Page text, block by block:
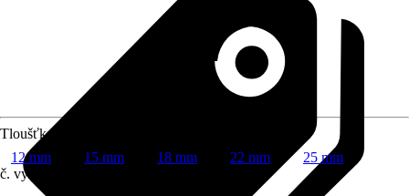
Tloušťka
12 mm
15 mm 18 mm 22 mm
25 mm
č. výrobku